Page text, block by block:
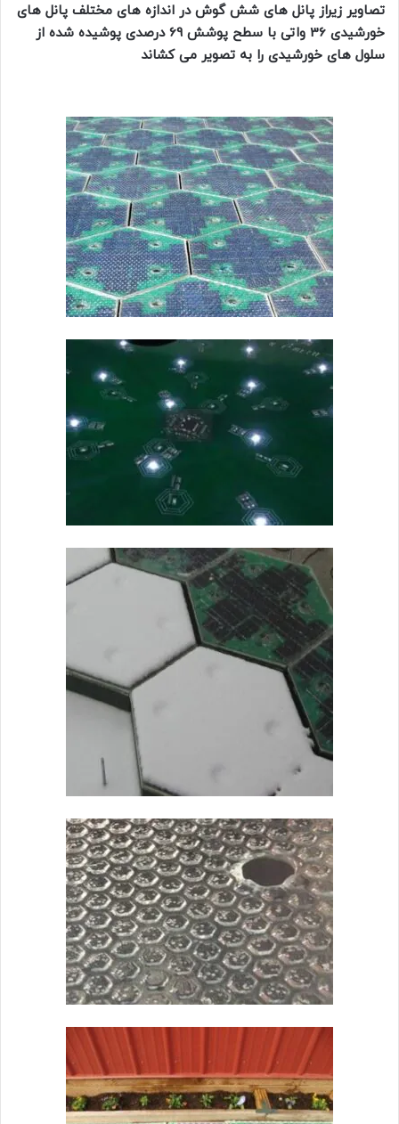
تصاویر زیراز پانل های شش گوش در اندازه های مختلف پانل های
خورشیدی 36 واتی با سطح پوشش 69 درصدی پوشیده شده از
سلول های خورشیدی را به تصویر می کشاند